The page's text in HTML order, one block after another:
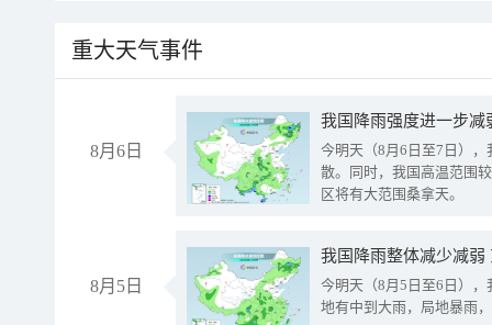
重大天气事件
8月6日
今明天（8月6日至7日）
散。同时，我国高温范围
区将有大范围桑拿天。
8月5日
我国降雨整体减少减弱
今明天（8月5日至6日）
地有中到大雨，局地暴雨